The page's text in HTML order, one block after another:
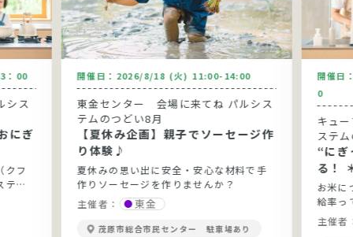
：00
シス
にぎ
クフ
テム
開催日： 2026/8/18 (火) 11:00-14:00
東金センター 会場に来てね パルシス
テムのつどい8月
【夏休み企画】親子でソーセージ作
り体験♪
夏休みの思い出に安全・安心な材料で手
作りソーセージを作りませんか？
主催者：
東金
茂原市総合市民センター 駐車場あり
開催日
0
キュ
ステ
“にぎ
る！
お米に
給率っ
当？
きます
主催者